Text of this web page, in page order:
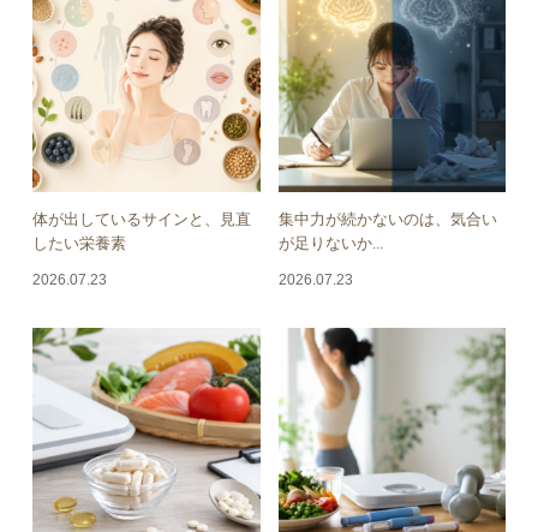
体が出しているサインと、見直
したい栄養素
2026.07.23
集中力が続かないのは、気合い
が足りないか...
2026.07.23